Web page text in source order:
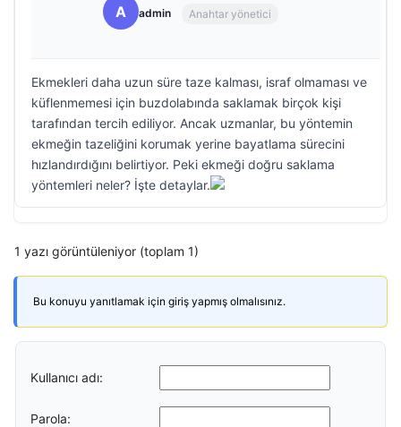
A admin Anahtar yönetici
Ekmekleri daha uzun süre taze kalması, israf olmaması ve
küflenmemesi için buzdolabında saklamak birçok kişi
tarafından tercih ediliyor. Ancak uzmanlar, bu yöntemin
ekmeğin tazeliğini korumak yerine bayatlama sürecini
hızlandırdığını belirtiyor. Peki ekmeği doğru saklama
yöntemleri neler? İşte detaylar.
1 yazı görüntüleniyor (toplam 1)
Bu konuyu yanıtlamak için giriş yapmış olmalısınız.
Kullanıcı adı:
Parola: